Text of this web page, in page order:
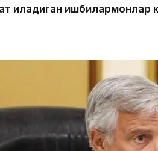
қиладиган ишбилармонлар